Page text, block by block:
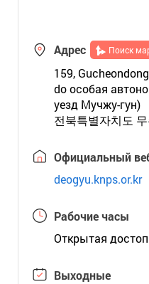
Адрес Поиск
159,
do особая
уезд Мучжу-гун)
전북특별자치도
Официальный
deogyu.knps.or.kr
Рабочие часы
Открытая
Выходные